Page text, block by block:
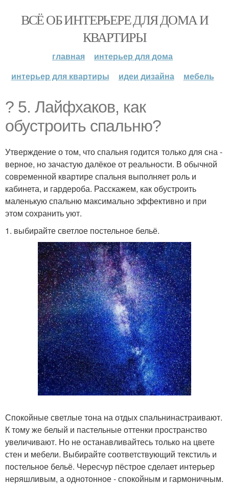
ВСЁ ОБ ИНТЕРЬЕРЕ ДЛЯ ДОМА И
КВАРТИРЫ
главная
интерьер для дома
интерьер для квартиры
идеи дизайна мебель
? 5. Лайфхаков, как
обустроить спальню?
Утверждение о том, что спальня годится только для сна -
верное, но зачастую далёкое от реальности. В обычной
современной квартире спальня выполняет роль и
кабинета, и гардероба. Расскажем, как обустроить
маленькую спальню максимально эффективно и при
этом сохранить уют.
1. выбирайте светлое постельное бельё.
Спокойные светлые тона на отдых спальнинастраивают.
К тому же белый и пастельные оттенки пространство
увеличивают. Но не останавливайтесь только на цвете
стен и мебели. Выбирайте соответствующий текстиль и
постельное бельё. Чересчур пёстрое сделает интерьер
неряшливым, а однотонное - спокойным и гармоничным.